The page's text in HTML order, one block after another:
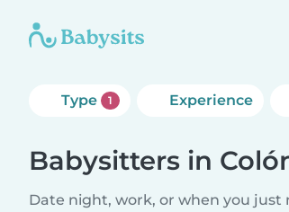
Type 1 Experience
Babysitters in
Date night, work, or when you